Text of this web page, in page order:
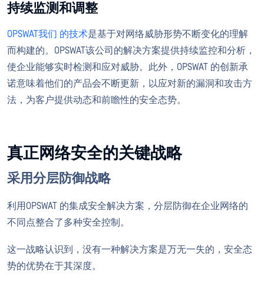
持续监测和调整
OPSWAT我们 的技术是基于对网络威胁形势不断变化的理解
而构建的。OPSWAT该公司的解决方案提供持续监控和分析，
使企业能够实时检测和应对威胁。此外，OPSWAT 的创新承
诺意味着他们的产品会不断更新，以应对新的漏洞和攻击方
法，为客户提供动态和前瞻性的安全态势。
真正网络安全的关键战略
采用分层防御战略
利用OPSWAT 的集成安全解决方案，分层防御在企业网络的
不同点整合了多种安全控制。
这一战略认识到，没有一种解决方案是万无一失的，安全态
势的优势在于其深度。